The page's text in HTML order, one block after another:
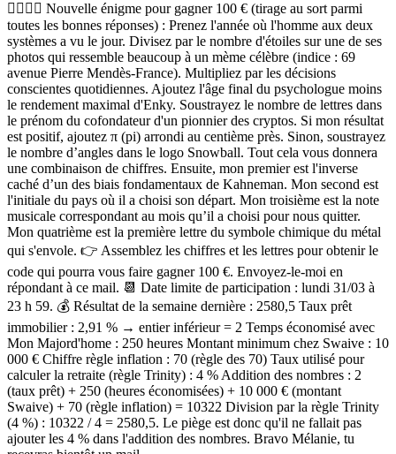
🕵️‍♀️🕵️‍♂️ Nouvelle énigme pour gagner 100 € (tirage au sort parmi
toutes les bonnes réponses) : Prenez l'année où l'homme aux deux
systèmes a vu le jour. Divisez par le nombre d'étoiles sur une de ses
photos qui ressemble beaucoup à un mème célèbre (indice : 69
avenue Pierre Mendès-France). Multipliez par les décisions
conscientes quotidiennes. Ajoutez l'âge final du psychologue moins
le rendement maximal d'Enky. Soustrayez le nombre de lettres dans
le prénom du cofondateur d'un pionnier des cryptos. Si mon résultat
est positif, ajoutez π (pi) arrondi au centième près. Sinon, soustrayez
le nombre d’angles dans le logo Snowball. Tout cela vous donnera
une combinaison de chiffres. Ensuite, mon premier est l'inverse
caché d’un des biais fondamentaux de Kahneman. Mon second est
l'initiale du pays où il a choisi son départ. Mon troisième est la note
musicale correspondant au mois qu’il a choisi pour nous quitter.
Mon quatrième est la première lettre du symbole chimique du métal
qui s'envole. 👉 Assemblez les chiffres et les lettres pour obtenir le
code qui pourra vous faire gagner 100 €. Envoyez-le-moi en
répondant à ce mail. 📆 Date limite de participation : lundi 31/03 à
23 h 59. 💰 Résultat de la semaine dernière : 2580,5 Taux prêt
immobilier : 2,91 % → entier inférieur = 2 Temps économisé avec
Mon Majord'home : 250 heures Montant minimum chez Swaive : 10
000 € Chiffre règle inflation : 70 (règle des 70) Taux utilisé pour
calculer la retraite (règle Trinity) : 4 % Addition des nombres : 2
(taux prêt) + 250 (heures économisées) + 10 000 € (montant
Swaive) + 70 (règle inflation) = 10322 Division par la règle Trinity
(4 %) : 10322 / 4 = 2580,5. Le piège est donc qu'il ne fallait pas
ajouter les 4 % dans l'addition des nombres. Bravo Mélanie, tu